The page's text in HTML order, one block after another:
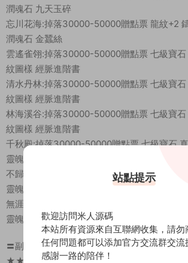
潤魂石 九天玉碎
忘川花海:掉落30000-50000贈點票 龍紋+2
潤魂石 金蠶絲
雲遙雀翎:掉落30000-50000贈點票 七級寶
紋圖樣 經脈進階書
清水丹林:掉落30000-50000贈點票 七級寶石
紋圖樣 經脈進階書
林海溪谷:掉落30000-50000贈點票 七級寶石
紋圖樣 經脈進階書
千秋殿:掉落30000-50000贈點票 七級寶石
靈魄 翡翠心精 金蠶絲
不歸林:掉落30000-50000贈點票 七級寶石
靈魄 翡翠心精 金蠶絲
無涯海:掉落30000-50000贈點票 七級寶石
靈魄 翡翠心精 金蠶絲
〓副本活動介紹〓
站點提示
歡迎訪問米人源碼
本站所有資源來自互聯網收集，請勿
任何問題都可以添加官方交流群交流
感謝一路的陪伴！